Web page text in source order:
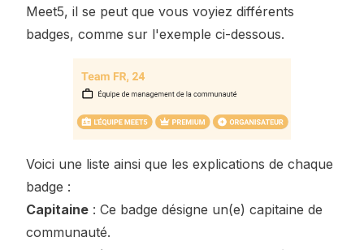
Meet5, il se peut que vous voyiez différents
badges, comme sur l'exemple ci-dessous.
Voici une liste ainsi que les explications de chaque
badge :
Capitaine : Ce badge désigne un(e) capitaine de
communauté.